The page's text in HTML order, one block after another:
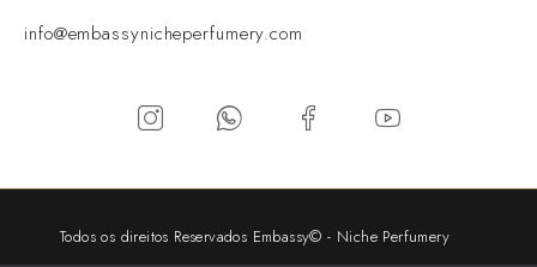
info@embassynicheperfumery.com
Todos os direitos Reservados Embassy© - Niche Perfumery